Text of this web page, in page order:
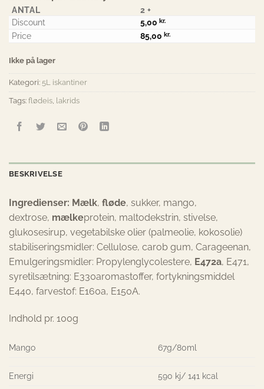
ANTAL
2 +
Discount
5,00 kr.
Price 85,00 kr.
Ikke på lager
Kategori: 5L iskantiner
Tags: flødeis, lakrids
BESKRIVELSE
Ingredienser: Mælk, fløde, sukker, mango,
dextrose, mælkeprotein, maltodekstrin, stivelse,
glukosesirup, vegetabilske olier (palmeolie, kokosolie)
stabiliseringsmidler: Cellulose, carob gum, Carageenan,
Emulgeringsmidler: Propylenglycolestere, E472a, E471,
syretilsætning: E330aromastoffer, fortykningsmiddel
E440, farvestof: E160a, E150A.
Indhold pr. 100g
Mango 67g/80ml
Energi 590 kj/ 141 kcal